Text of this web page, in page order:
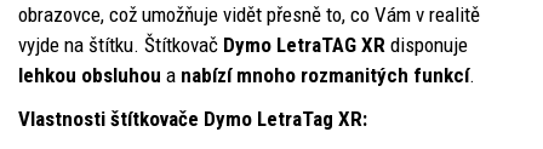
obrazovce, což umožňuje vidět přesně to, co Vám v realitě
vyjde na štítku. Štítkovač Dymo LetraTAG XR disponuje
lehkou obsluhou a nabízí mnoho rozmanitých funkcí.
Vlastnosti štítkovače Dymo LetraTag XR: